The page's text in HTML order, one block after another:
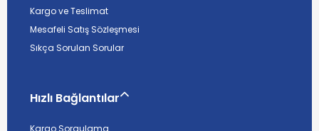
Kargo ve Teslimat
Mesafeli Satış Sözleşmesi
Sıkça Sorulan Sorular
Hızlı Bağlantılar
Kargo Sorgulama